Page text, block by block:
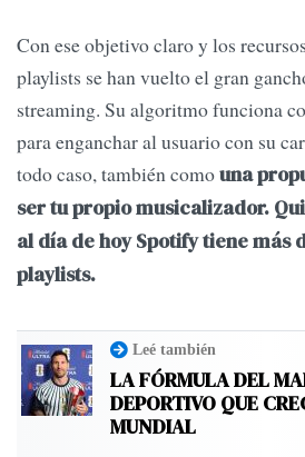
Con ese objetivo claro y los
playlists se han vuelto el gran
streaming. Su algoritmo funciona
para enganchar al usuario con su
todo caso, también comouna
ser tu propio musicalizador.
al día de hoy Spotify tiene más
playlists.
Leé también
LA FÓRMULA DEL
DEPORTIVO QUE
MUNDIAL